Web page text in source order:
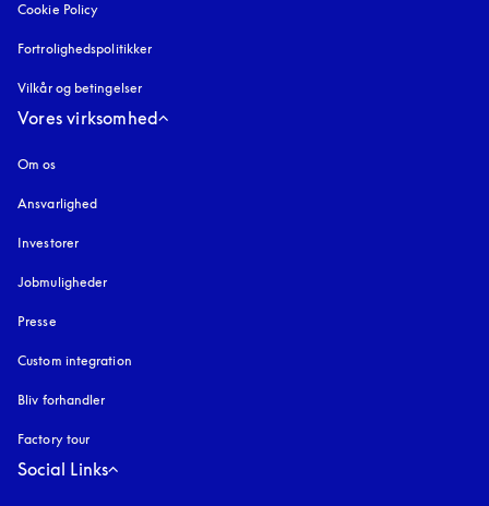
Cookie Policy
Fortrolighedspolitikker
Vilkår og betingelser
Vores virksomhed
Om os
Ansvarlighed
Investorer
Jobmuligheder
Presse
Custom integration
Bliv forhandler
Factory tour
Social Links